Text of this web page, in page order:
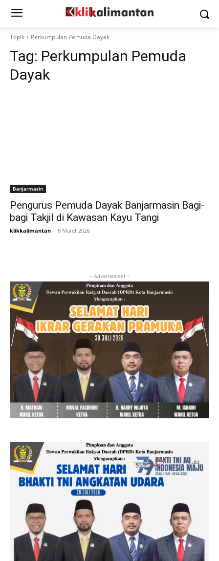
Topik Perkumpulan Pemuda Dayak
Tag: Perkumpulan Pemuda
Dayak
Banjarmasin
Pengurus Pemuda Dayak Banjarmasin Bagi-
bagi Takjil di Kawasan Kayu Tangi
klikkalimantan - 6 Maret 2026
- Advertisment -